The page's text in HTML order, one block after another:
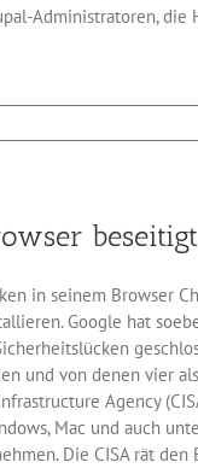
Administratoren, die
beseitigt
in seinem Browser
Google hat
und von denen vier
Agency
Mac und auch
Die CISA rät den